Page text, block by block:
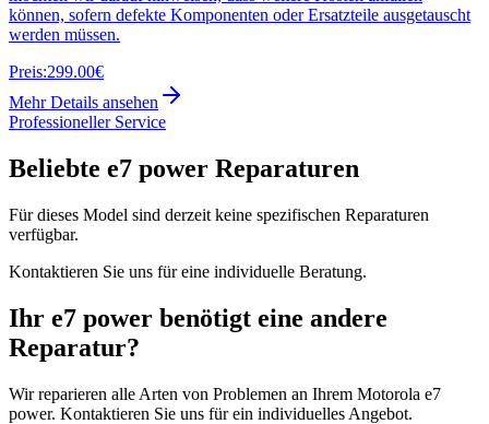
können, sofern defekte Komponenten oder Ersatzteile ausgetauscht
werden müssen.
Preis:299.00€
Mehr Details ansehen
Professioneller Service
Beliebte e7 power Reparaturen
Für dieses Model sind derzeit keine spezifischen Reparaturen
verfügbar.
Kontaktieren Sie uns für eine individuelle Beratung.
Ihr e7 power benötigt eine andere
Reparatur?
Wir reparieren alle Arten von Problemen an Ihrem Motorola e7
power. Kontaktieren Sie uns für ein individuelles Angebot.